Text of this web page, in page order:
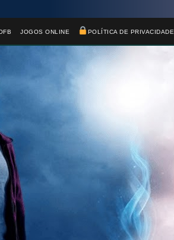
JOGOS ONLINE POLÍTICA DE PRIVACIDADE